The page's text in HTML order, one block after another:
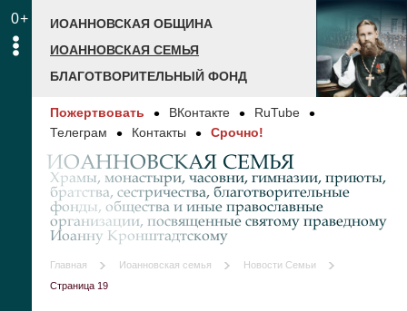
0+
ИОАННОВСКАЯ ОБЩИНА
ИОАННОВСКАЯ СЕМЬЯ
БЛАГОТВОРИТЕЛЬНЫЙ ФОНД
Пожертвовать ВКонтакте
RuTube
Телеграм
Контакты Срочно!
ИОАННОВСКАЯ СЕМЬЯ
Храмы, монастыри, часовни, гимназии, приюты,
братства, сестричества, благотворительные
фонды, общества и иные православные
организации, посвященные святому праведному
Иоанну Кронштадтскому
Главная Иоанновская семья
Новости Семьи
Страница 19